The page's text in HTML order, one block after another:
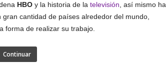
HBOy la historia de la televisión , así mismo ha
cantidad de países alrededor del mundo,
forma de realizar su trabajo.
Continuar